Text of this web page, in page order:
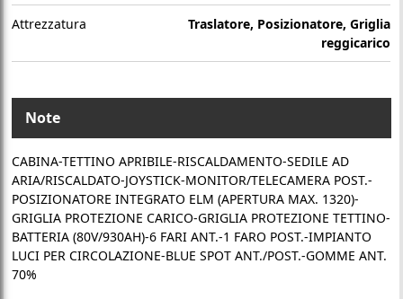
Attrezzatura
Traslatore, Posizionatore, Griglia
reggicarico
Note
CABINA-TETTINO APRIBILE-RISCALDAMENTO-SEDILE AD
ARIA/RISCALDATO-JOYSTICK-MONITOR/TELECAMERA POST.-
POSIZIONATORE INTEGRATO ELM (APERTURA MAX. 1320)-
GRIGLIA PROTEZIONE CARICO-GRIGLIA PROTEZIONE TETTINO-
BATTERIA (80V/930AH)-6 FARI ANT.-1 FARO POST.-IMPIANTO
LUCI PER CIRCOLAZIONE-BLUE SPOT ANT./POST.-GOMME ANT.
70%